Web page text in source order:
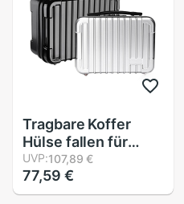
Tragbare Koffer
Hülse fallen für
Hyperice Hypervolt
Massage Stock
Harte fallen
UVP:107,89 €
77,59 €